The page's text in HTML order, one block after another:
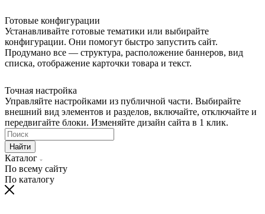
Готовые конфигурации
Устанавливайте готовые тематики или выбирайте
конфигурации. Они помогут быстро запустить сайт.
Продумано все — структура, расположение баннеров, вид
списка, отображение карточки товара и текст.
Точная настройка
Управляйте настройками из публичной части. Выбирайте
внешний вид элементов и разделов, включайте, отключайте и
передвигайте блоки. Изменяйте дизайн сайта в 1 клик.
Найти
Каталог
По всему сайту
По каталогу